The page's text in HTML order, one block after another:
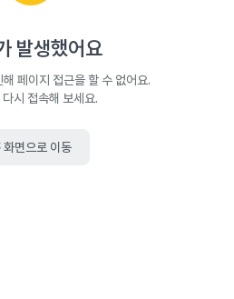
발생했어요
페이지 접근을 할 수 없어요.
다시 접속해 보세요.
화면으로 이동